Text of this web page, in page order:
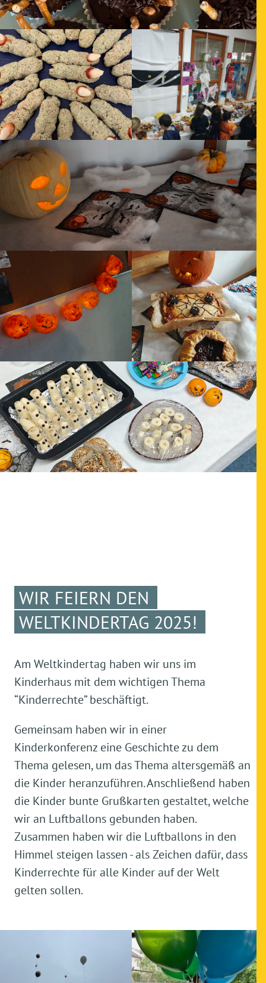
WIR FEIERN DEN
WELTKINDERTAG 2025!
Am Weltkindertag haben wir uns im
Kinderhaus mit dem wichtigen Thema
“Kinderrechte” beschäftigt.
Gemeinsam haben wir in einer
Kinderkonferenz eine Geschichte zu dem
Thema gelesen, um das Thema altersgemäß an
die Kinder heranzuführen. Anschließend haben
die Kinder bunte Grußkarten gestaltet, welche
wir an Luftballons gebunden haben.
Zusammen haben wir die Luftballons in den
Himmel steigen lassen - als Zeichen dafür, dass
Kinderrechte für alle Kinder auf der Welt
gelten sollen.